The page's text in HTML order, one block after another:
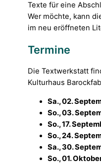
Texte für eine
Wer möchte, kann
im neu eröffneten
Termine
Die Textwerkstatt
Kulturhaus
Sa., 02.
So., 03.
So., 17.
So., 24.
Sa., 30.
So., 01.